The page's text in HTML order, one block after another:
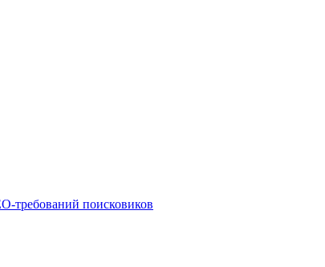
требований поисковиков